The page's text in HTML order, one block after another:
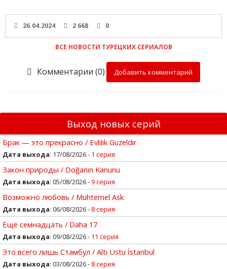
26.04.2024 2 668 0
ВСЕ НОВОСТИ ТУРЕЦКИХ СЕРИАЛОВ
Комментарии (0) Добавить комментарий
Выход новых серий
Брак — это прекрасно / Evlilik Güzeldir
Дата выхода: 17/08/2026 - 1 серия
Закон природы / Doğanın Kanunu
Дата выхода: 05/08/2026 -9 серия
Возможно любовь / Muhtemel Ask
Дата выхода: 06/08/2026 - 8 серия
Ещё семнадцать / Daha 17
Дата выхода: 09/08/2026 - 11 серия
Это всего лишь Стамбул / Altı Ustu İstanbul
Дата выхода: 03/08/2026 - 8 серия